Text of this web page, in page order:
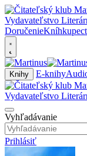
Doručenie
Knihy E-knihy
Vyhľadávanie
Prihlásiť